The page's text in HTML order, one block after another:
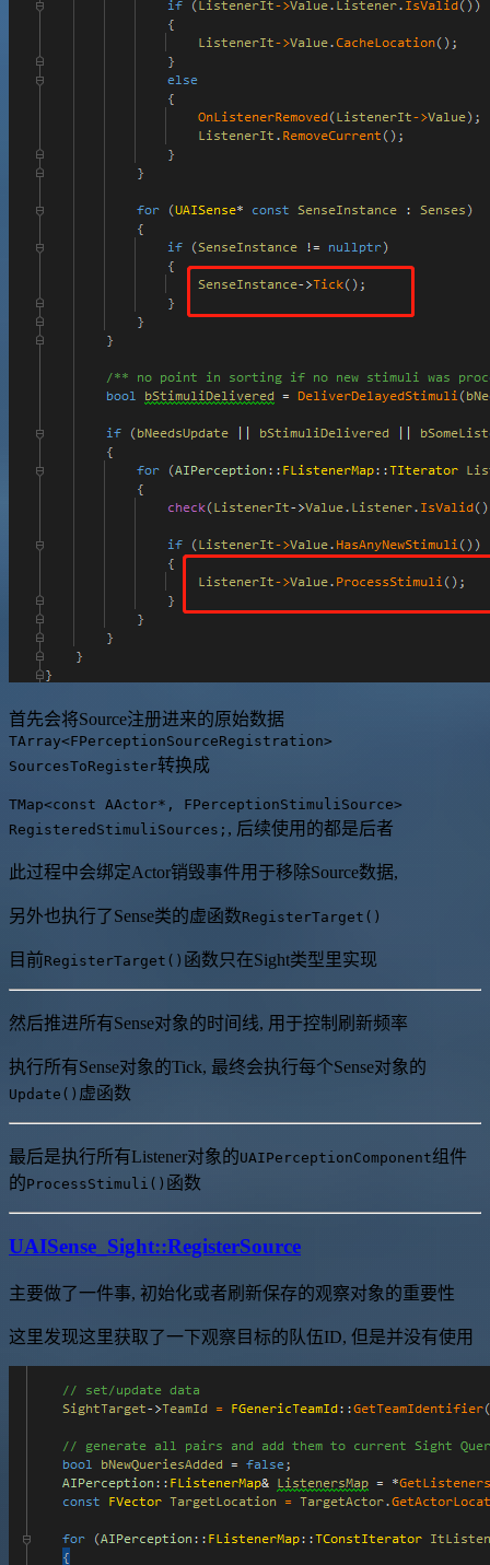
首先会将Source注册进来的原始数据
TArray<FPerceptionSourceRegistration>
SourcesToRegister转换成
TMap<const AActor*, FPerceptionStimuliSource>
RegisteredStimuliSources; , 后续使用的都是后者
此过程中会绑定Actor销毁事件用于移除Source数据,
另外也执行了Sense类的虚函数RegisterTarget()
目前RegisterTarget() 函数只在Sight类型里实现
然后推进所有Sense对象的时间线, 用于控制刷新频率
执行所有Sense对象的Tick, 最终会执行每个Sense对象的
Update() 虚函数
最后是执行所有Listener对象的UAIPerceptionComponent组件
的ProcessStimuli() 函数
UAISense_Sight::RegisterSource
主要做了一件事, 初始化或者刷新保存的观察对象的重要性
这里发现这里获取了一下观察目标的队伍ID, 但是并没有使用